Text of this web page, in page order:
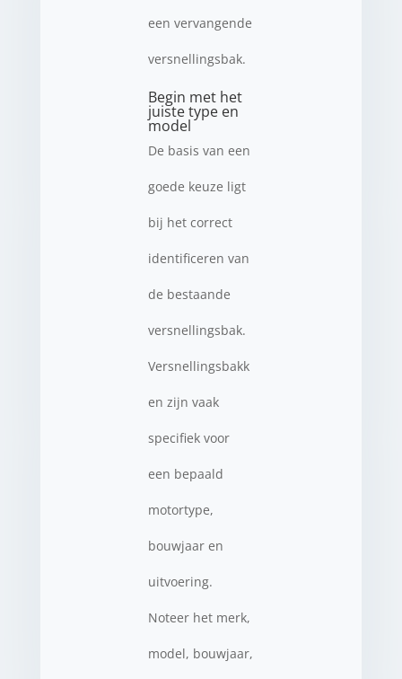
een vervangende
versnellingsbak.
Begin met het
juiste type en
model
De basis van een
goede keuze ligt
bij het correct
identificeren van
de bestaande
versnellingsbak.
Versnellingsbakk
en zijn vaak
specifiek voor
een bepaald
motortype,
bouwjaar en
uitvoering.
Noteer het merk,
model, bouwjaar,